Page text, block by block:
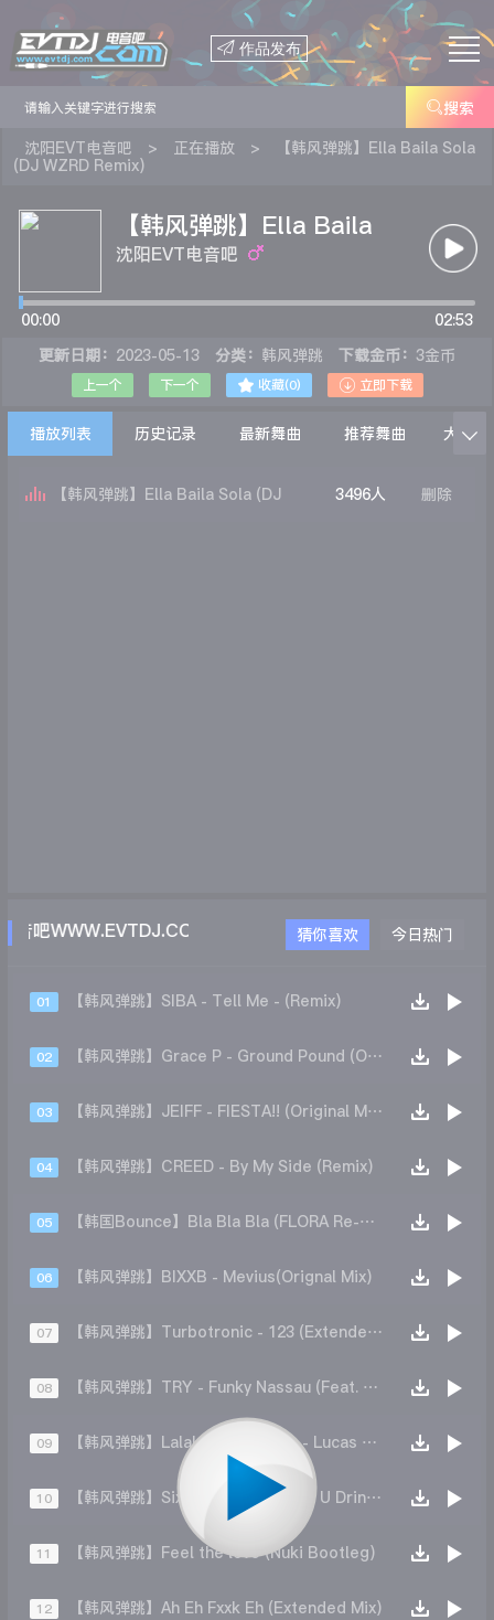
 作品发布
搜索
沈阳EVT电音吧 > 正在播放 >
【韩风弹跳】Ella Baila Sola
(DJ WZRD Remix)
【韩风弹跳】Ella Baila
Sola (DJ WZRD Remix)
沈阳EVT电音吧
00:00
02:53
更新日期： 2023-05-13 分类： 韩风弹跳 下载金币： 3金币
上一个 下一个  收藏(0)  立即下载
播放列表 历史记录 最新舞曲 推荐舞曲 大家在

【韩风弹跳】Ella Baila Sola (DJ 3496人 删除
音吧WWW.EVTDJ.COM 猜你喜欢 今日热门
01 【韩风弹跳】SIBA - Tell Me - (Remix)
02 【韩风弹跳】Grace P - Ground Pound (Original Mix)
03 【韩风弹跳】JEIFF - FIESTA!! (Original Mix)
04 【韩风弹跳】CREED - By My Side (Remix)
05 【韩国Bounce】Bla Bla Bla (FLORA Re-Style)
06 【韩风弹跳】BIXXB - Mevius(Orignal Mix)
07 【韩风弹跳】Turbotronic - 123 (Extended Mix)
08 【韩风弹跳】TRY - Funky Nassau (Feat. T-Ara)
09 【韩风弹跳】Lalalalalalalalalala - Lucas Remix
10 【韩风弹跳】Sixthema Epiik - Buy U Drink (Remix)
11 【韩风弹跳】Feel the love (Nuki Bootleg)
12 【韩风弹跳】Ah Eh Fxxk Eh (Extended Mix)